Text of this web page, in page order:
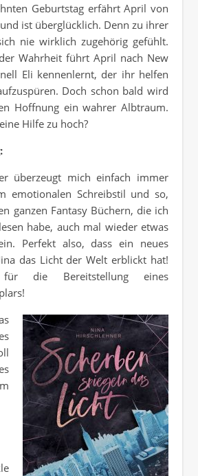
Geburtstag erfährt April von
ist überglücklich. Denn zu ihrer
nie wirklich zugehörig gefühlt.
Wahrheit führt April nach New
Eli kennenlernt, der ihr helfen
Doch schon bald wird
Hoffnung ein wahrer Albtraum.
Hilfe zu hoch?
überzeugt mich einfach immer
emotionalen Schreibstil und so,
ganzen Fantasy Büchern, die ich
habe, auch mal wieder etwas
Perfekt also, dass ein neues
das Licht der Welt erblickt hat!
die Bereitstellung eines